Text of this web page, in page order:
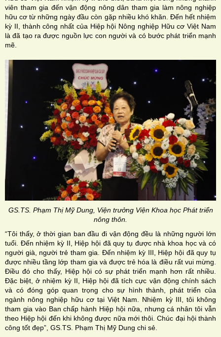
viên tham gia đến vận động nông dân tham gia làm nông nghiệp
hữu cơ từ những ngày đầu còn gặp nhiều khó khăn. Đến hết nhiệm
kỳ II, thành công nhất của Hiệp hội Nông nghiệp Hữu cơ Việt Nam
là đã tạo ra được nguồn lực con người và có bước phát triển mạnh
mẽ.
GS.TS. Phạm Thị Mỹ Dung, Viện trưởng Viện Khoa học Phát triển
nông thôn.
“Tôi thấy, ở thời gian ban đầu đi vận động đều là những người lớn
tuổi. Đến nhiệm kỳ II, Hiệp hội đã quy tụ được nhà khoa học và có
người già, người trẻ tham gia. Đến nhiệm kỳ III, Hiệp hội đã quy tụ
được nhiều tầng lớp tham gia và được trẻ hóa là điều rất vui mừng.
Điều đó cho thấy, Hiệp hội có sự phát triển mạnh hơn rất nhiều.
Đặc biệt, ở nhiệm kỳ II, Hiệp hội đã tích cực vận động chính sách
và có đóng góp quan trọng cho sự hình thành, phát triển của
ngành nông nghiệp hữu cơ tại Việt Nam. Nhiệm kỳ III, tôi không
tham gia vào Ban chấp hành Hiệp hội nữa, nhưng cá nhân tôi vẫn
theo Hiệp hội đến khi không được nữa mới thôi. Chúc đại hội thành
công tốt đẹp”, GS.TS. Phạm Thị Mỹ Dung chi sẻ.